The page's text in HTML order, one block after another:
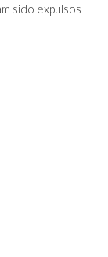
sido expulsos